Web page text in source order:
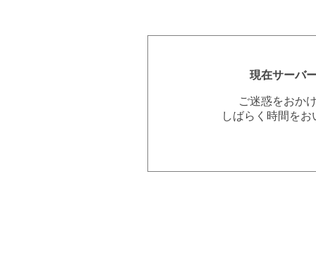
現在サーバ
ご迷惑をおか
しばらく時間を